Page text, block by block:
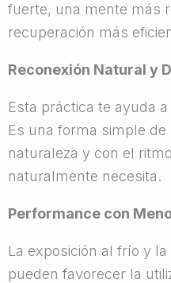
fuerte, una mente más
recuperación más
Reconexión Natural y
Esta práctica te ayuda
Es una forma simple
naturaleza y con el
naturalmente necesita.
Performance con
La exposición al frío y
pueden favorecer la